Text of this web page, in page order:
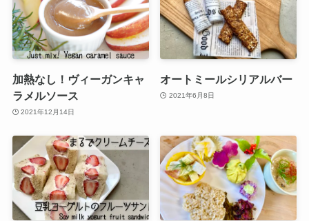
加熱なし！ヴィーガンキャ
ラメルソース
2021年12月14日
オートミールシリアルバー
2021年6月8日